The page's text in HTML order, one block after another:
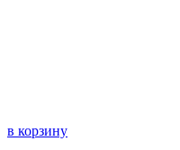
в корзину